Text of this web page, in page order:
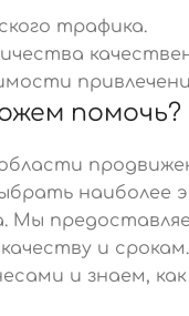
трафика.
помочь?
наиболее
Мы
и
и знаем,